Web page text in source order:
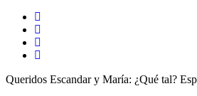
Queridos Escandar y María: ¿Qué tal?